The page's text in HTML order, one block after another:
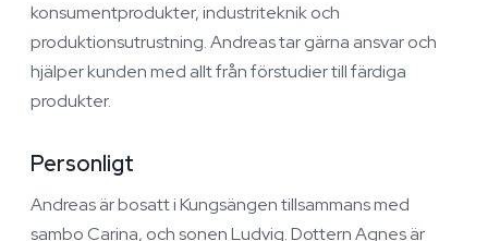
konsumentprodukter, industriteknik och
produktionsutrustning. Andreas tar gärna ansvar och
hjälper kunden med allt från förstudier till färdiga
produkter.
Personligt
Andreas är bosatt i Kungsängen tillsammans med
sambo Carina, och sonen Ludvig. Dottern Agnes är